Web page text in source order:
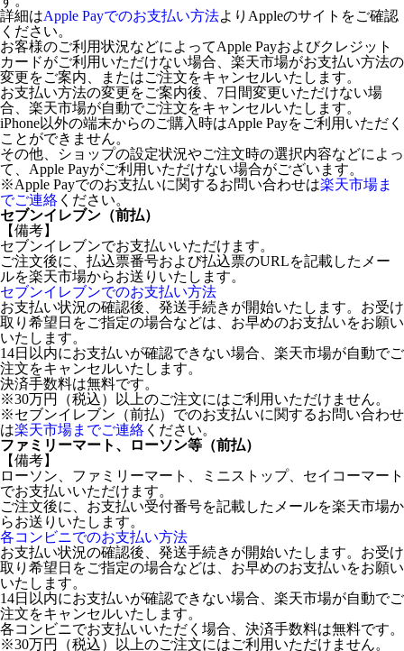
詳細はApple Payでのお支払い方法よりAppleのサイトをご確認
ください。
お客様のご利用状況などによってApple Payおよびクレジット
カードがご利用いただけない場合、楽天市場がお支払い方法の
変更をご案内、またはご注文をキャンセルいたします。
お支払い方法の変更をご案内後、7日間変更いただけない場
合、楽天市場が自動でご注文をキャンセルいたします。
iPhone以外の端末からのご購入時はApple Payをご利用いただく
ことができません。
その他、ショップの設定状況やご注文時の選択内容などによっ
て、Apple Payがご利用いただけない場合がございます。
※Apple Payでのお支払いに関するお問い合わせは楽天市場ま
でご連絡 ください。
セブンイレブン（前払）
【備考】
セブンイレブンでお支払いいただけます。
ご注文後に、払込票番号および払込票のURLを記載したメー
ルを楽天市場からお送りいたします。
セブンイレブンでのお支払い方法
お支払い状況の確認後、発送手続きが開始いたします。お受け
取り希望日をご指定の場合などは、お早めのお支払いをお願い
いたします。
14日以内にお支払いが確認できない場合、楽天市場が自動でご
注文をキャンセルいたします。
決済手数料は無料です。
※30万円（税込）以上のご注文にはご利用いただけません。
※セブンイレブン（前払）でのお支払いに関するお問い合わせ
は楽天市場までご連絡 ください。
ファミリーマート、ローソン等（前払）
【備考】
ローソン、ファミリーマート、ミニストップ、セイコーマート
でお支払いいただけます。
ご注文後に、お支払い受付番号を記載したメールを楽天市場か
らお送りいたします。
各コンビニでのお支払い方法
お支払い状況の確認後、発送手続きが開始いたします。お受け
取り希望日をご指定の場合などは、お早めのお支払いをお願い
いたします。
14日以内にお支払いが確認できない場合、楽天市場が自動でご
注文をキャンセルいたします。
各コンビニでお支払いいただく場合、決済手数料は無料です。
※30万円（税込）以上のご注文にはご利用いただけません。